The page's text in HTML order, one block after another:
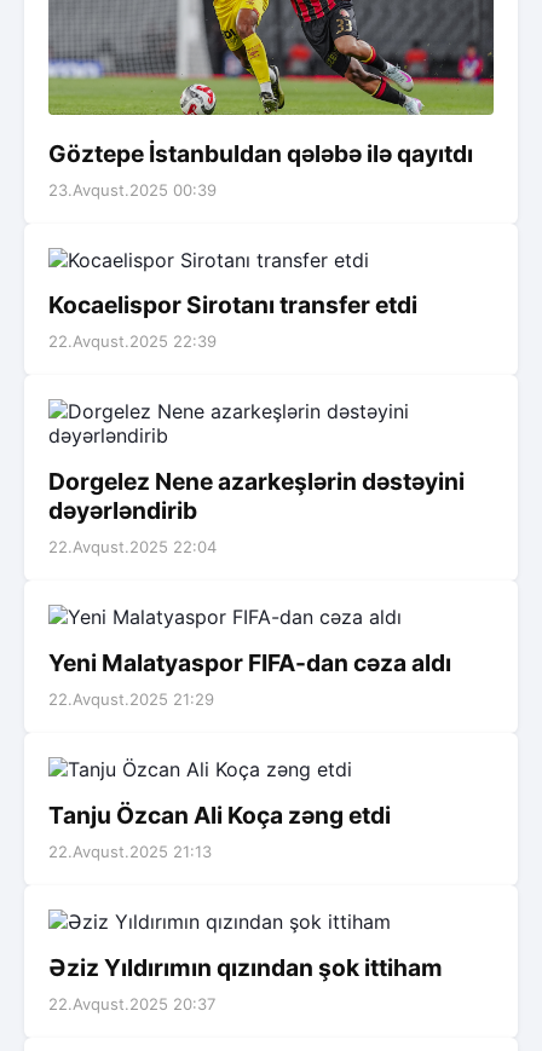
Göztepe İstanbuldan qələbə ilə qayıtdı
23.Avqust.2025 00:39
Kocaelispor Sirotanı transfer etdi
22.Avqust.2025 22:39
Dorgelez Nene azarkeşlərin dəstəyini
dəyərləndirib
22.Avqust.2025 22:04
Yeni Malatyaspor FIFA-dan cəza aldı
22.Avqust.2025 21:29
Tanju Özcan Ali Koça zəng etdi
22.Avqust.2025 21:13
Əziz Yıldırımın qızından şok ittiham
22.Avqust.2025 20:37